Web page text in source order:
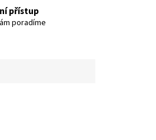
přístup
poradíme